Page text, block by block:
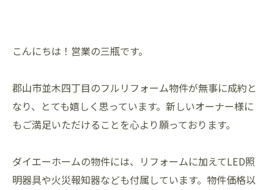
こんにちは！営業の三瓶です。
郡山市並木四丁目のフルリフォーム物件が無事に成約と
なり、とても嬉しく思っています。新しいオーナー様に
もご満足いただけることを心より願っております。
ダイエーホームの物件には、リフォームに加えてLED照
明器具や火災報知器なども付属しています。物件価格以